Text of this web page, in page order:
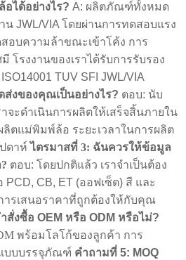
ได้อย่างไร? A: ผลิตภัณฑ์ทั้งหมด
น JWL/VIA โดยผ่านการทดสอบแรง
อบความล้าขณะเข้าโค้ง การ
โรงงานของเราได้รับการรับรอง
TUV SFI JWL/VIA
ส่งของคุณเป็นอย่างไร? ตอบ: นับ
จะดำเนินการผลิตให้เสร็จสิ้นภายใน
ลิตแม่พิมพ์ล้อ ระยะเวลาในการผลิต
ดาห์ ไตรมาสที่ 3: ฉันควรให้ข้อมูล
ตอบ: โดยปกติแล้ว เราจำเป็นต้อง
CB, ET (ออฟเซ็ต) สี และ
รเสนอราคาที่ถูกต้องให้กับคุณ
งซื้อ OEM หรือ ODM หรือไม่?
พร้อมโลโก้ของลูกค้า การ
บบบรรจุภัณฑ์ คำถามที่ 5: MOQ